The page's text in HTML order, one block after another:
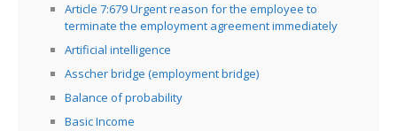
Article 7:679 Urgent reason for the employee to
terminate the employment agreement immediately
Artificial intelligence
Asscher bridge (employment bridge)
Balance of probability
Basic Income